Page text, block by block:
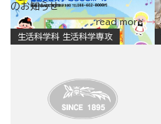
のお知らせ
read more
生活科学科 生活科学専攻